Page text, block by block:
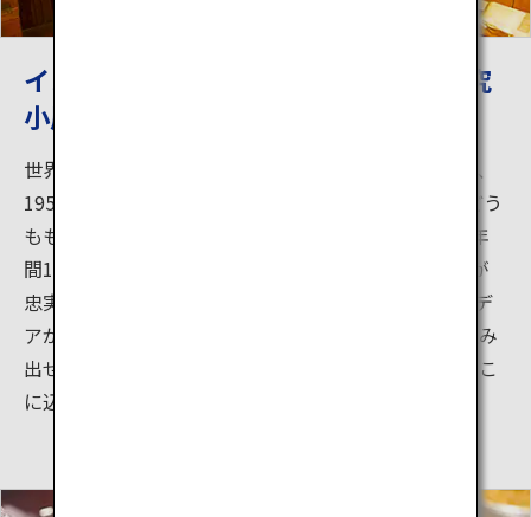
インスタントラーメンを開発した「研究
小屋」を再現
世界初のインスタントラーメン「チキンラーメン」は、
1958年に、日清食品の創業者である安藤百福（あんどう
ももふく）の手により誕生しました。安藤百福が、1年
間1日も休むことなく研究に没頭した当時の研究小屋が
忠実に再現されています。特別な設備がなくてもアイデ
アがあれば、ありふれた道具だけで世界的な発明が生み
出せるチャンスが誰にでもあるというメッセージがここ
に込められています。